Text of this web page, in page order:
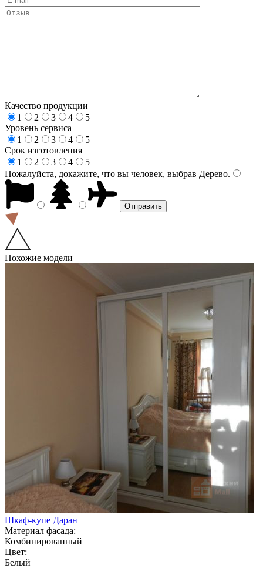
Качество продукции
1
2 3 4
5
Уровень сервиса
1
2 3 4
5
Срок изготовления
1
2 3 4
5
Пожалуйста, докажите, что вы человек, выбрав Дерево.
Похожие модели
Шкаф-купе Даран
Материал фасада:
Комбинированный
Цвет:
Белый